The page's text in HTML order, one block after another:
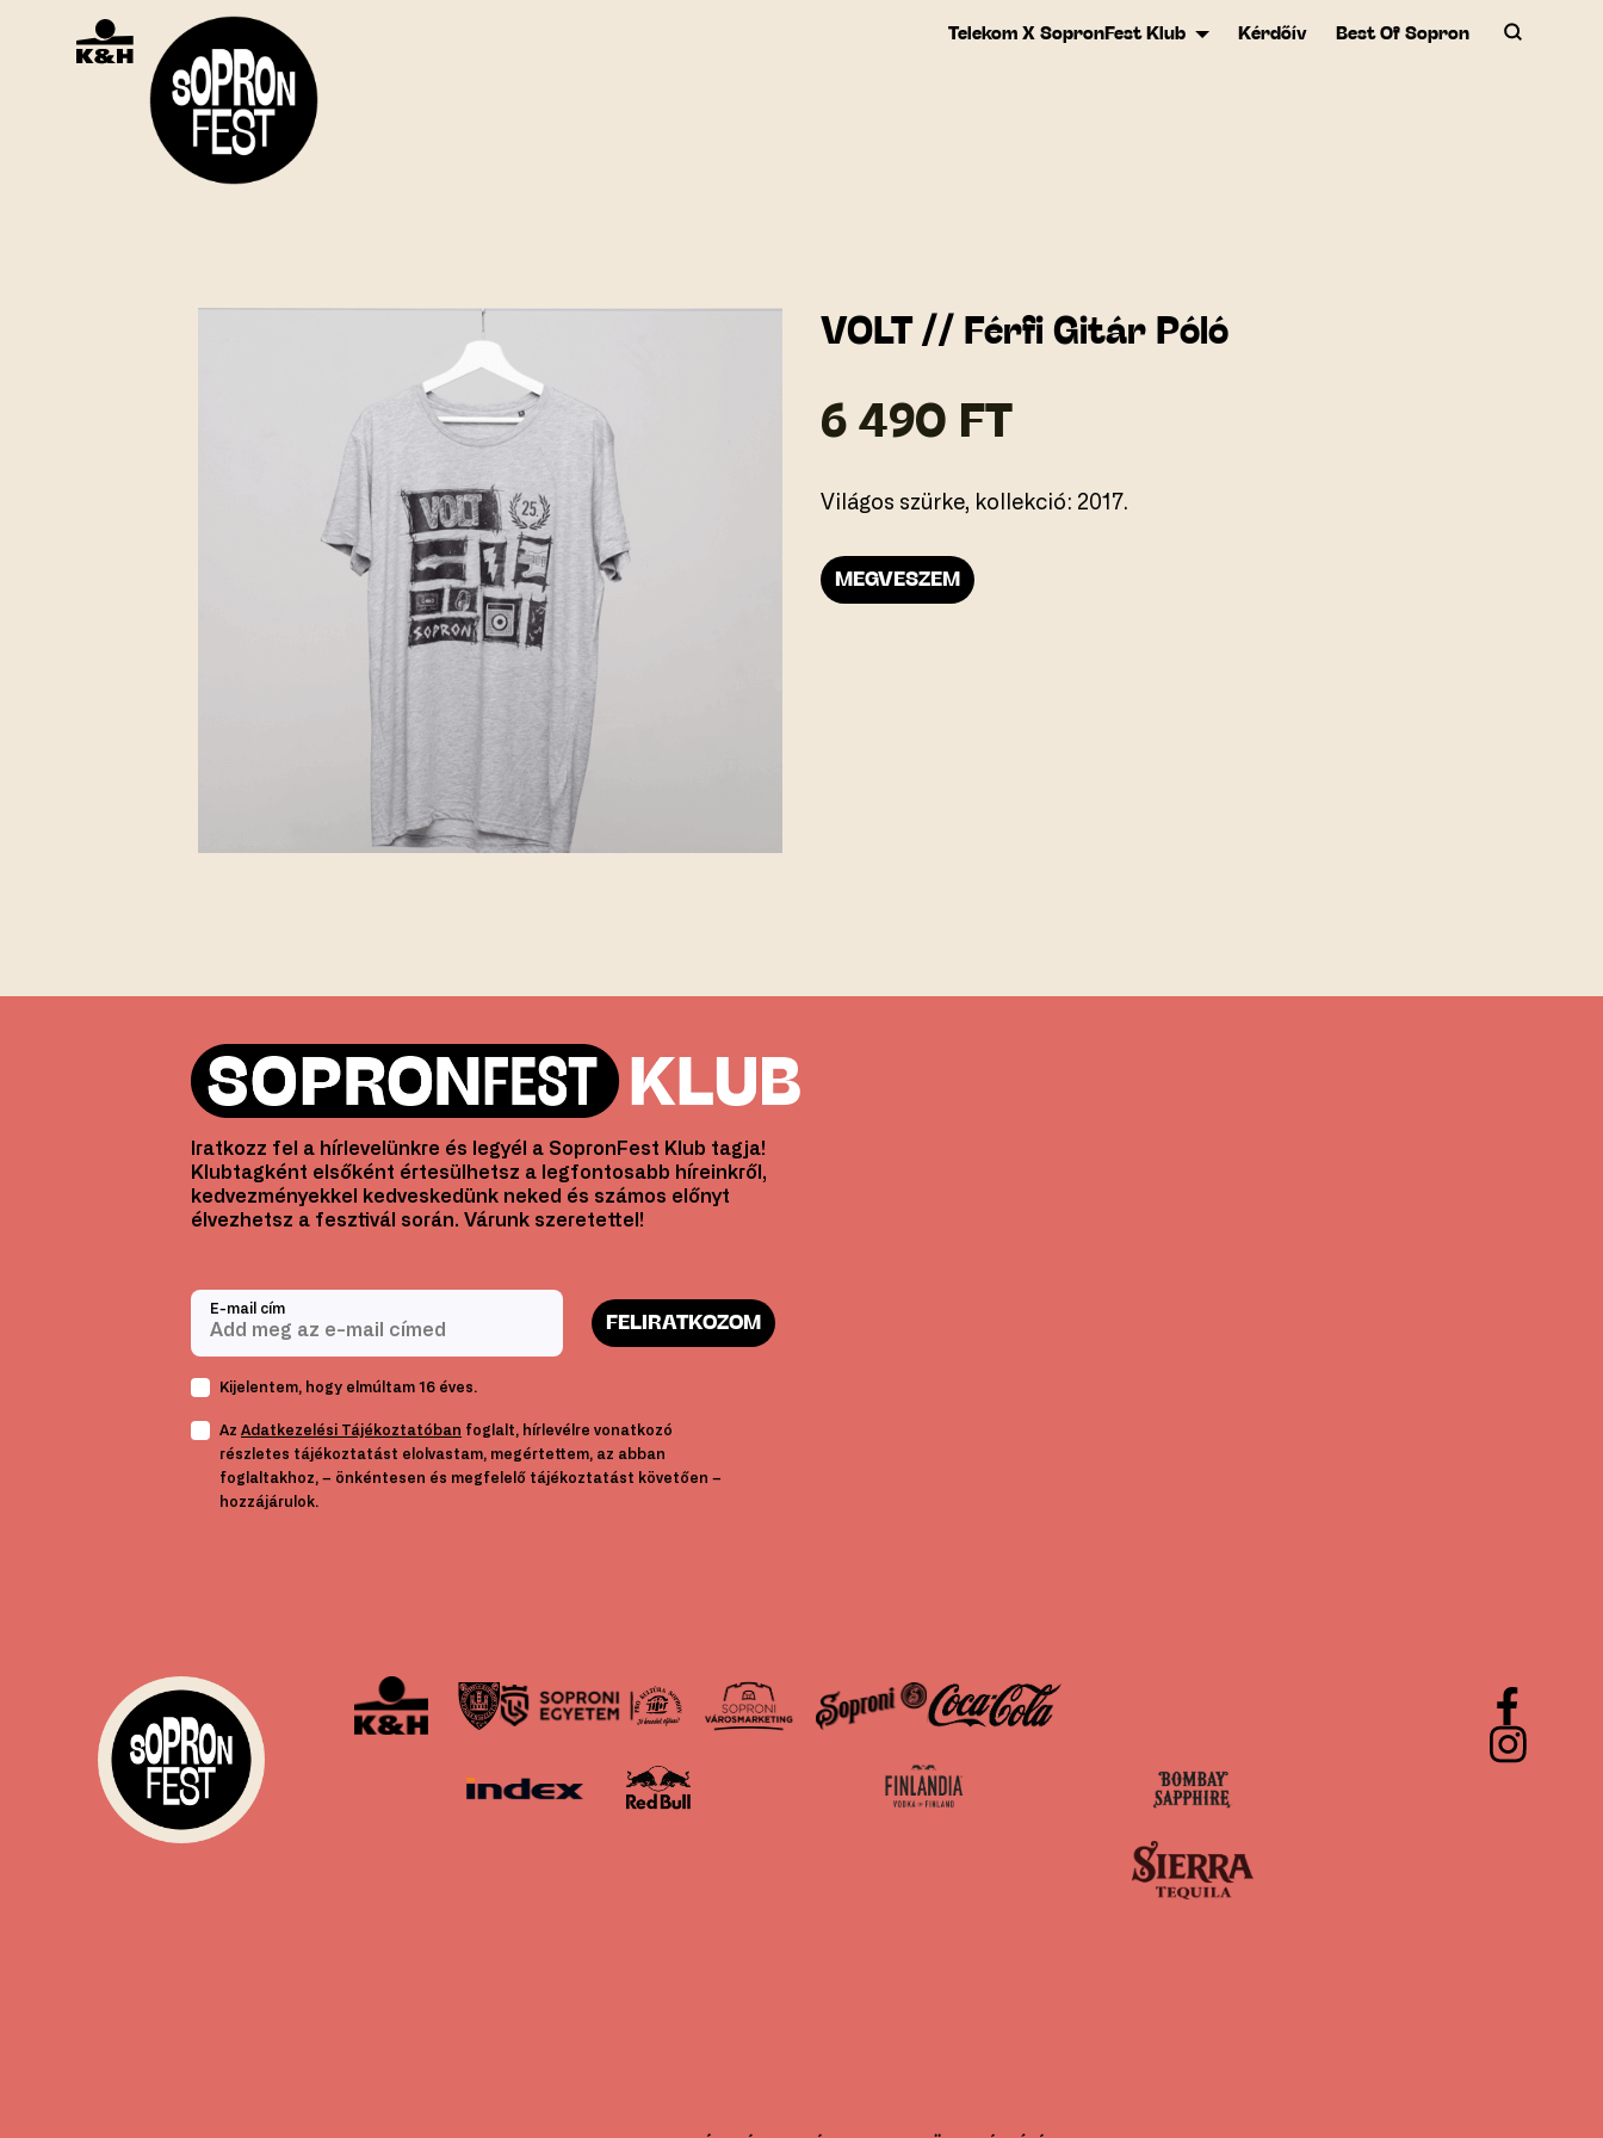
Telekom X SopronFest Klub Kérdőív Best Of Sopron
VOLT // Férfi Gitár Póló
6 490 FT
Világos szürke, kollekció: 2017.
MEGVESZEM
Iratkozz fel a hírlevelünkre és legyél a SopronFest Klub tagja!
Klubtagként elsőként értesülhetsz a legfontosabb híreinkről,
kedvezményekkel kedveskedünk neked és számos előnyt
élvezhetsz a fesztivál során. Várunk szeretettel!
E-mail cím
FELIRATKOZOM
Kijelentem, hogy elmúltam 16 éves.
Az Adatkezelési Tájékoztatóban foglalt, hírlevélre vonatkozó
részletes tájékoztatást elolvastam, megértettem, az abban
foglaltakhoz, – önkéntesen és megfelelő tájékoztatást követően –
hozzájárulok.